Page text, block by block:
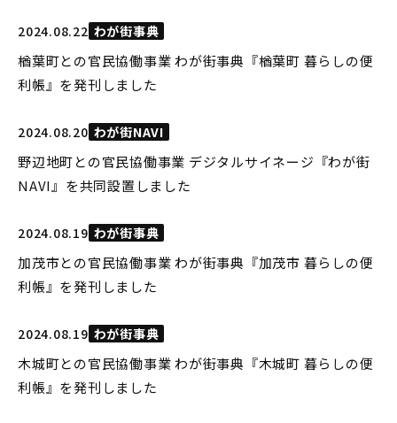
2024.08.22 わが街事典
楢葉町との官民協働事業 わが街事典『楢葉町 暮らしの便
利帳』を発刊しました
2024.08.20 わが街NAVI
野辺地町との官民協働事業 デジタルサイネージ『わが街
NAVI』を共同設置しました
2024.08.19 わが街事典
加茂市との官民協働事業 わが街事典『加茂市 暮らしの便
利帳』を発刊しました
2024.08.19 わが街事典
木城町との官民協働事業 わが街事典『木城町 暮らしの便
利帳』を発刊しました